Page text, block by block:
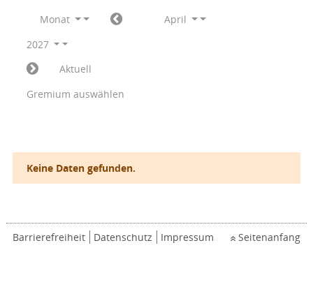
Monat
April
2027
Aktuell
Gremium auswählen
Keine Daten gefunden.
Barrierefreiheit Datenschutz Impressum Seitenanfang